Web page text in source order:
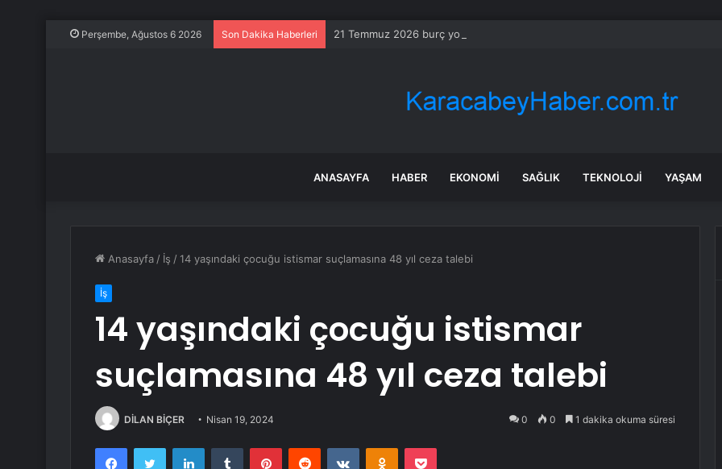
Perşembe, Ağustos 6 2026 Son Dakika Haberleri 21 Temmuz 2026 burç yorumları! Kova, Akrep, Yay burcu yorumu… AŞK,
ANASAYFA HABER EKONOMI SAĞLIK TEKNOLOJI YAŞAM
Anasayfa / İş /14 yaşındaki çocuğu istismar suçlamasına 48 yıl ceza talebi
İş
14 yaşındaki çocuğu istismar
suçlamasına 48 yıl ceza talebi
DİLAN BİÇER Nisan 19, 2024 0 0 1 dakika okuma süresi
FacebookTwitter LinkedInTumblr PinterestReddit VKontakteOdnoklassniki
Pocket